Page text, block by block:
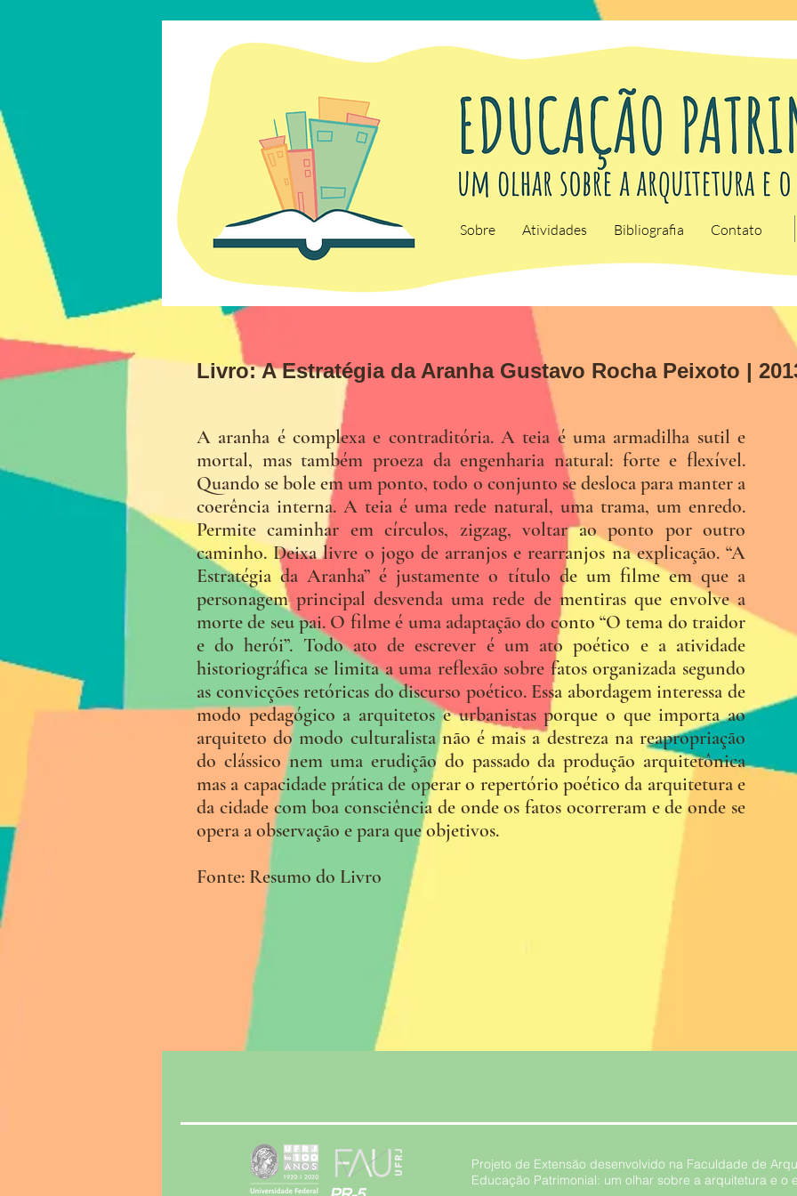
Sobre Atividades Bibliografia Contato
Livro: A Estratégia da Aranha Gustavo Rocha Peixoto |
A aranha é complexa e contraditória. A teia é uma armadilha sutil e
mortal, mas também proeza da engenharia natural: forte e flexível.
Quando se bole em um ponto, todo o conjunto se desloca para manter a
coerência interna. A teia é uma rede natural, uma trama, um enredo.
Permite caminhar em círculos, zigzag, voltar ao ponto por outro
caminho. Deixa livre o jogo de arranjos e rearranjos na explicação. “A
Estratégia da Aranha” é justamente o título de um filme em que a
personagem principal desvenda uma rede de mentiras que envolve a
morte de seu pai. O filme é uma adaptação do conto “O tema do traidor
e do herói”. Todo ato de escrever é um ato poético e a atividade
historiográfica se limita a uma reflexão sobre fatos organizada segundo
as convicções retóricas do discurso poético. Essa abordagem interessa de
modo pedagógico a arquitetos e urbanistas porque o que importa ao
arquiteto do modo culturalista não é mais a destreza na reapropriação
do clássico nem uma erudição do passado da produção arquitetônica
mas a capacidade prática de operar o repertório poético da arquitetura e
da cidade com boa consciência de onde os fatos ocorreram e de onde se
opera a observação e para que objetivos.
Fonte: Resumo do Livro
Projeto de Extensão desenvolvido na Faculdade de
Educação Patrimonial: um olhar sobre a arquitetura e o